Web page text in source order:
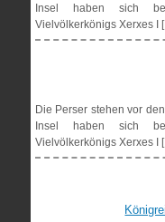
Insel haben sich
Vielvölkerkönigs Xerxes I
Die Perser stehen vor
Insel haben sich
Vielvölkerkönigs Xerxes I